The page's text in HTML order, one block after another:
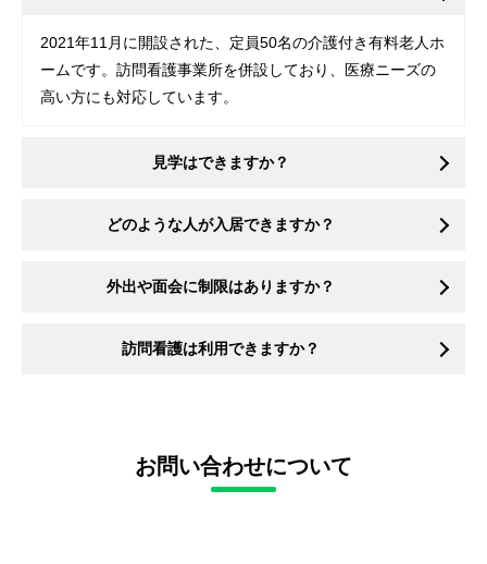
2021年11月に開設された、定員50名の介護付き有料老人ホ
ームです。訪問看護事業所を併設しており、医療ニーズの
高い方にも対応しています。
見学はできますか？
どのような人が入居できますか？
外出や面会に制限はありますか？
訪問看護は利用できますか？
お問い合わせについて